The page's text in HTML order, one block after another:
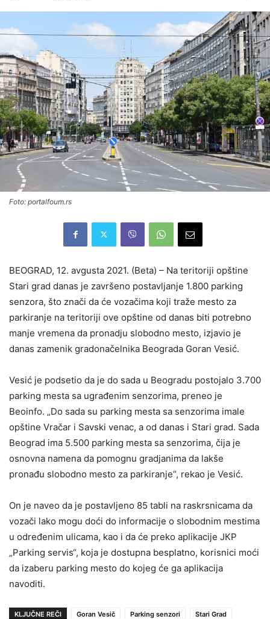
Foto: portalfoum.rs
BEOGRAD, 12. avgusta 2021. (Beta) – Na teritoriji opštine
Stari grad danas je završeno postavljanje 1.800 parking
senzora, što znači da će vozačima koji traže mesto za
parkiranje na teritoriji ove opštine od danas biti potrebno
manje vremena da pronadju slobodno mesto, izjavio je
danas zamenik gradonačelnika Beograda Goran Vesić.
Vesić je podsetio da je do sada u Beogradu postojalo 3.700
parking mesta sa ugrađenim senzorima, preneo je
Beoinfo. „Do sada su parking mesta sa senzorima imale
opštine Vračar i Savski venac, a od danas i Stari grad. Sada
Beograd ima 5.500 parking mesta sa senzorima, čija je
osnovna namena da pomognu gradjanima da lakše
pronađu slobodno mesto za parkiranje“, rekao je Vesić.
On je naveo da je postavljeno 85 tabli na raskrsnicama da
vozači lako mogu doći do informacije o slobodnim mestima
u određenim ulicama, kao i da će preko aplikacije JКP
„Parking servis“, koja je dostupna besplatno, korisnici moći
da izaberu parking mesto do kojeg će ga aplikacija
navoditi.
KLJUČNE REČI Goran Vesič Parking senzori Stari Grad